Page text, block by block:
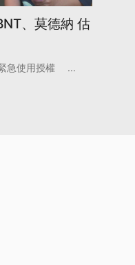
、莫德納 估
急使用授權 ...